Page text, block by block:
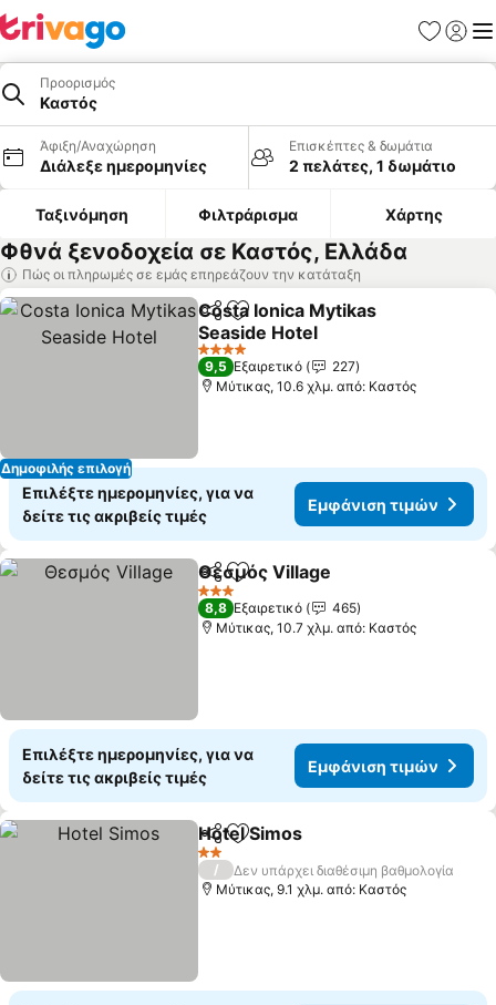
Προορισμός
Καστός
Άφιξη/Αναχώρηση
Διάλεξε ημερομηνίες
Επισκέπτες & δωμάτια
2 πελάτες, 1 δωμάτιο
Ταξινόμηση Φιλτράρισμα Χάρτης
Φθνά ξενοδοχεία σε Καστός, Ελλάδα
Πώς οι πληρωμές σε εμάς επηρεάζουν την κατάταξη
Δημοφιλής επιλογή
Κοινοποίηση
Προσθήκη στα αγαπημένα
Costa Ionica Mytikas
Seaside Hotel
4 Αστέρια
9,5 Εξαιρετικό
227
Μύτικας, 10.6 χλμ. από: Καστός
Επιλέξτε ημερομηνίες, για να
δείτε τις ακριβείς τιμές
Εμφάνιση τιμών
Κοινοποίηση
Προσθήκη στα αγαπημένα
Θεσμός Village
3 Αστέρια
8,8 Εξαιρετικό
465
Μύτικας, 10.7 χλμ. από: Καστός
Επιλέξτε ημερομηνίες, για να
δείτε τις ακριβείς τιμές
Εμφάνιση τιμών
Κοινοποίηση
Προσθήκη στα αγαπημένα
Hotel Simos
2 Αστέρια
/
Δεν υπάρχει διαθέσιμη βαθμολογία
Μύτικας, 9.1 χλμ. από: Καστός